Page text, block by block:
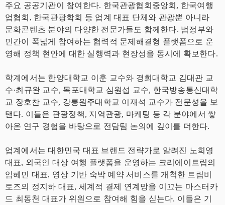
주요 공공기관이 참여한다. 한국관광협회중앙회, 한국여행
업협회, 한국관광학회 등 업계 대표 단체와 관광뿐 아니라
문화콘텐츠 분야의 다양한 전문가들도 함께한다. 범정부와
민간이 폭넓게 참여하는 협력적 문제해결형 플랫폼으로 운
영해 정책 현안에 대한 실행력과 현장성을 동시에 확보한다.
학계에서는 한양대학교 이훈 교수와 경희대학교 김대관 교
수·최규완 교수, 목포대학교 심원섭 교수, 한국방송통신대학
교 장호찬 교수, 강릉원주대학교 이재석 교수가 전문성을 보
탠다. 이들은 관광정책, 지역관광, 마케팅 등 각 분야에서 쌓
아온 연구 경험을 바탕으로 전담팀 논의에 깊이를 더한다.
업계에서는 대한민국 대표 브랜드 전략가로 알려진 노희영
대표, 외국인 대상 여행 플랫폼을 운영하는 크리에이트립의
임혜민 대표, 영상 기반 숙박 예약 서비스를 개척한 트립비
토즈의 정지하 대표, 세계적 결제 연계망을 이끄는 마스터카
드 최동천 대표가 위원으로 참여해 힘을 싣는다. 이들은 기